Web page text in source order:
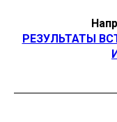
РЕЗУЛЬТАТЫ